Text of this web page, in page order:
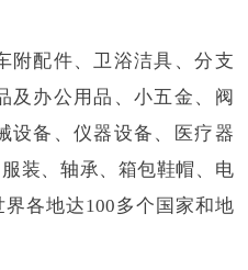
附配件、卫浴洁具、分支
及办公用品、小五金、阀
设备、仪器设备、医疗器
装、轴承、箱包鞋帽、电
各地达100多个国家和地